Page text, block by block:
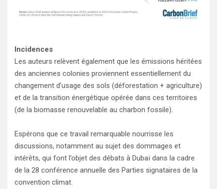
Incidences
Les auteurs relèvent également que les émissions héritées
des anciennes colonies proviennent essentiellement du
changement d’usage des sols (déforestation + agriculture)
et de la transition énergétique opérée dans ces territoires
(de la biomasse renouvelable au charbon fossile).
Espérons que ce travail remarquable nourrisse les
discussions, notamment au sujet des dommages et
intérêts, qui font l’objet des débats à Dubaï dans la cadre
de la 28 conférence annuelle des Parties signataires de la
convention climat.